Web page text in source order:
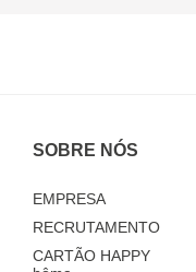
SOBRE NÓS
EMPRESA
RECRUTAMENTO
CARTÃO HAPPY